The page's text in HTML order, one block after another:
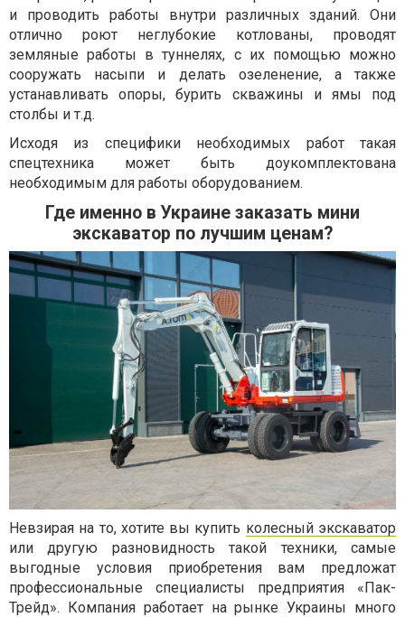
и проводить работы внутри различных зданий. Они
отлично роют неглубокие котлованы, проводят
земляные работы в туннелях, с их помощью можно
сооружать насыпи и делать озеленение, а также
устанавливать опоры, бурить скважины и ямы под
столбы и т.д.
Исходя из специфики необходимых работ такая
спецтехника может быть доукомплектована
необходимым для работы оборудованием.
Где именно в Украине заказать мини
экскаватор по лучшим ценам?
Невзирая на то, хотите вы купить колесный экскаватор
или другую разновидность такой техники, самые
выгодные условия приобретения вам предложат
профессиональные специалисты предприятия «Пак-
Трейд». Компания работает на рынке Украины много